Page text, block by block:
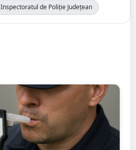
Inspectoratul de Poliție Județean